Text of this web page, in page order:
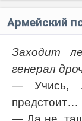
Армейский
Заходит
генерал
— Учись,
предстоит…